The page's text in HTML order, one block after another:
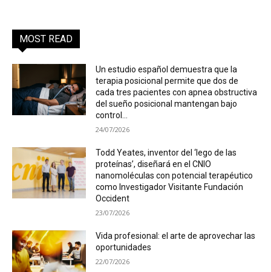
MOST READ
Un estudio español demuestra que la
terapia posicional permite que dos de
cada tres pacientes con apnea obstructiva
del sueño posicional mantengan bajo
control...
24/07/2026
Todd Yeates, inventor del ‘lego de las
proteínas’, diseñará en el CNIO
nanomoléculas con potencial terapéutico
como Investigador Visitante Fundación
Occident
23/07/2026
Vida profesional: el arte de aprovechar las
oportunidades
22/07/2026